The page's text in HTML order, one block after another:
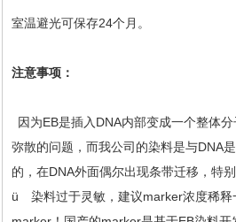
室温避光可保存24个月。
注意事项：
因为EB是插入DNA内部变成一个整体
弥散的问题，而我公司的染料是与DNA
的，在DNA外面偶尔出现条带迁移，特
ü 染料过于灵敏，建议marker浓度稀释